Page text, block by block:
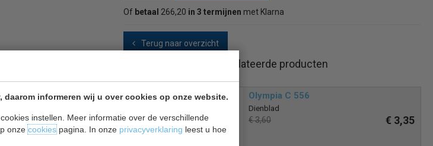
daarom informeren wij u over cookies op onze website.
instellen. Meer informatie over de verschillende
onzecookiespagina. In onze privacyverklaring leest u hoe
Of betaal 266,20 in 3 termijnen met Klarna
Terug naar overzicht
Gerelateerde producten
Olympia C 556
Dienblad
€ 3,60 € 3,35